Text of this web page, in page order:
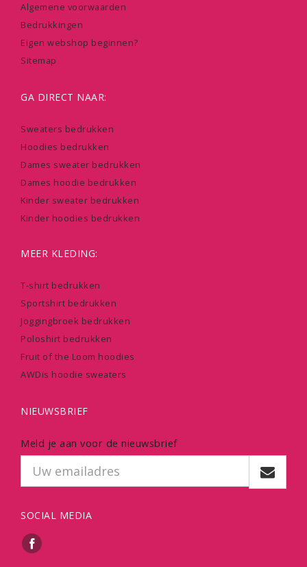
Algemene voorwaarden
Bedrukkingen
Eigen webshop beginnen?
Sitemap
GA DIRECT NAAR:
Sweaters bedrukken
Hoodies bedrukken
Dames sweater bedrukken
Dames hoodie bedrukken
Kinder sweater bedrukken
Kinder hoodies bedrukken
MEER KLEDING:
T-shirt bedrukken
Sportshirt bedrukken
Joggingbroek bedrukken
Poloshirt bedrukken
Fruit of the Loom hoodies
AWDis hoodie sweaters
NIEUWSBRIEF
Meld je aan voor de nieuwsbrief
SOCIAL MEDIA